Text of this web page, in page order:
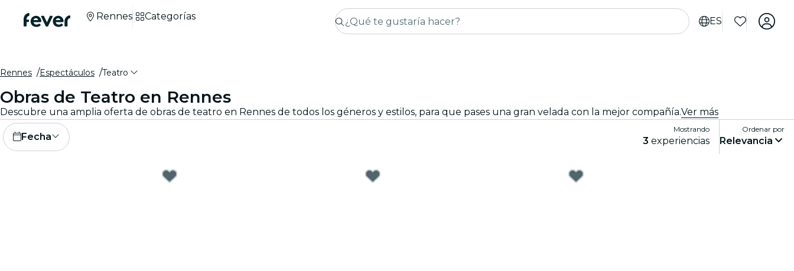
ES
Rennes Categorías
Rennes Espectáculos Teatro
Obras de Teatro en Rennes
Descubre una amplia oferta de obras de teatro en Rennes de todos los géneros y estilos, para que pases una gran velada con la mejor compañía.Ver más
Fecha
Mostrando
3 experiencias
Ordenar por
Relevancia